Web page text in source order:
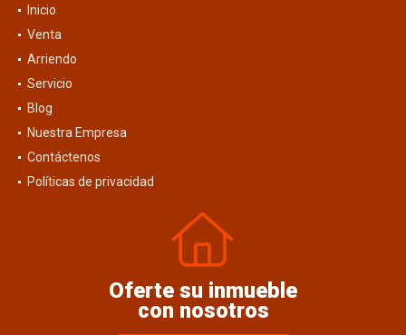
Inicio
Venta
Arriendo
Servicio
Blog
Nuestra Empresa
Contáctenos
Políticas de privacidad
Oferte su inmueble
con nosotros